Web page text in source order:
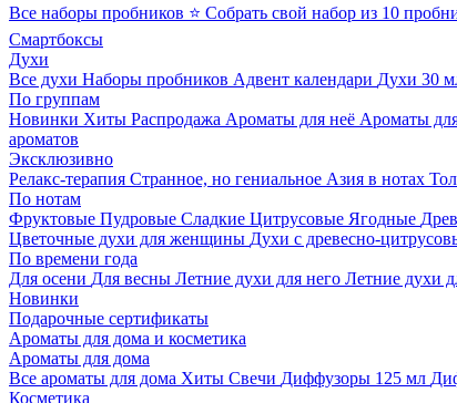
Все наборы пробников ⭐ Собрать свой набор из 10
Смартбоксы
Духи
Все духи Наборы пробников Адвент календари Духи 30
По группам
Новинки Хиты Распродажа Ароматы для неё Ароматы
ароматов
Эксклюзивно
Релакс-терапия Странное, но гениальное Азия в нотах
По нотам
Фруктовые Пудровые Сладкие Цитрусовые Ягодные
Цветочные духи для женщины Духи с древесно-
По времени года
Для осени Для весны Летние духи для него Летние духи
Новинки
Подарочные сертификаты
Ароматы для дома и косметика
Ароматы для дома
Все ароматы для дома Хиты Свечи Диффузоры 125 мл
Косметика